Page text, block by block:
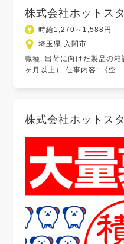
株式会社ホットス
時給1,270～1,588円
埼玉県 入間市
職種: 出荷に向けた製品の
ヶ月以上） 仕事内容: 《空...
株式会社ホットス